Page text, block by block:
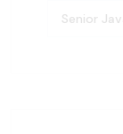
Senior